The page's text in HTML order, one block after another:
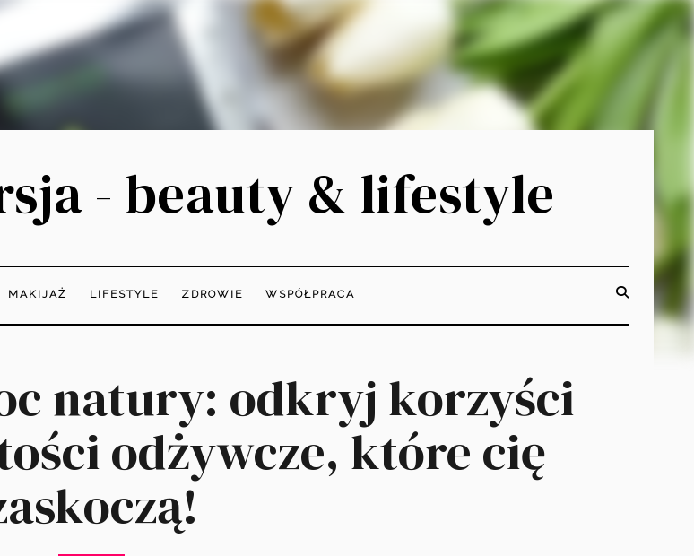
- beauty & lifestyle
MAKIJAŻ LIFESTYLE ZDROWIE WSPÓŁPRACA
natury: odkryj korzyści
odżywcze, które cię